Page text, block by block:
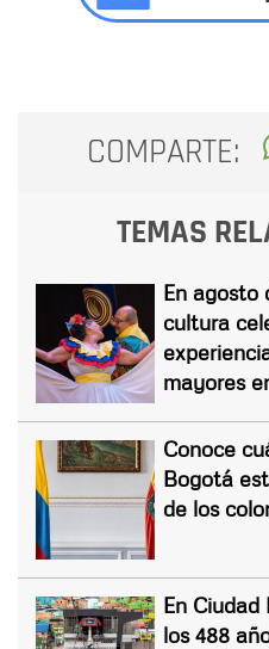
COMPARTE:
TEMAS
En agosto
cultura
mayores
Conoce
Bogotá
de los
En Ciudad
los 488